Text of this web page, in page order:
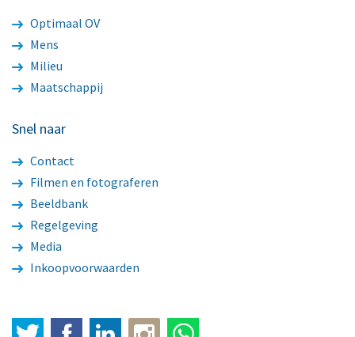
Optimaal OV
Mens
Milieu
Maatschappij
Snel naar
Contact
Filmen en fotograferen
Beeldbank
Regelgeving
Media
Inkoopvoorwaarden
Twitter FacebookLinkedIn